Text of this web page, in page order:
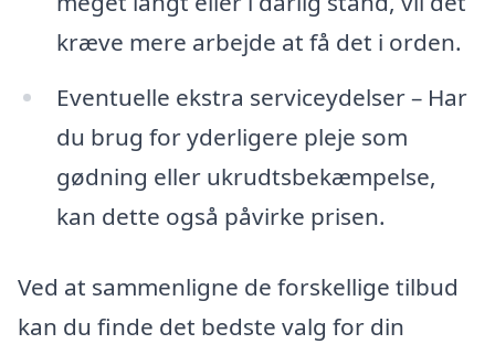
kræve mere arbejde at få det i orden.
Eventuelle ekstra serviceydelser – Har
du brug for yderligere pleje som
gødning eller ukrudtsbekæmpelse,
kan dette også påvirke prisen.
Ved at sammenligne de forskellige tilbud
kan du finde det bedste valg for din